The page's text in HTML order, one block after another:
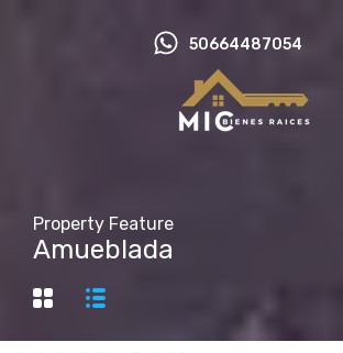
50664487054
Property Feature
Amueblada